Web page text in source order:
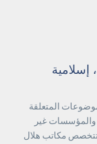
إسلامية
المتعلقة
غير
تتخصص مكاتب هلال